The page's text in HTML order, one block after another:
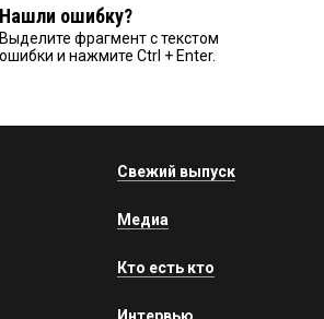
Нашли ошибку?
Выделите фрагмент с текстом
ошибки и нажмите Ctrl + Enter.
Свежий выпуск
Медиа
Кто есть кто